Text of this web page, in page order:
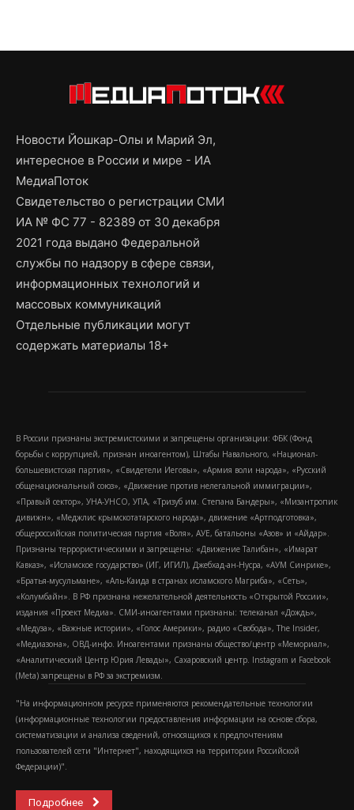
Новости Йошкар-Олы и Марий Эл,
интересное в России и мире - ИА
МедиаПоток
Свидетельство о регистрации СМИ
ИА № ФС 77 - 82389 от 30 декабря
2021 года выдано Федеральной
службы по надзору в сфере связи,
информационных технологий и
массовых коммуникаций
Отдельные публикации могут
содержать материалы 18+
В России признаны экстремистскими и запрещены организации: ФБК (Фонд
борьбы с коррупцией, признан иноагентом), Штабы Навального, «Национал-
большевистская партия», «Свидетели Иеговы», «Армия воли народа», «Русский
общенациональный союз», «Движение против нелегальной иммиграции»,
«Правый сектор», УНА-УНСО, УПА, «Тризуб им. Степана Бандеры», «Мизантропик
дивижн», «Меджлис крымскотатарского народа», движение «Артподготовка»,
общероссийская политическая партия «Воля», АУЕ, батальоны «Азов» и «Айдар».
Признаны террористическими и запрещены: «Движение Талибан», «Имарат
Кавказ», «Исламское государство» (ИГ, ИГИЛ), Джебхад-ан-Нусра, «АУМ Синрике»,
«Братья-мусульмане», «Аль-Каида в странах исламского Магриба», «Сеть»,
«Колумбайн». В РФ признана нежелательной деятельность «Открытой России»,
издания «Проект Медиа». СМИ-иноагентами признаны: телеканал «Дождь»,
«Медуза», «Важные истории», «Голос Америки», радио «Свобода», The Insider,
«Медиазона», ОВД-инфо. Иноагентами признаны общество/центр «Мемориал»,
«Аналитический Центр Юрия Левады», Сахаровский центр. Instagram и Facebook
(Metа) запрещены в РФ за экстремизм.
"На информационном ресурсе применяются рекомендательные технологии
(информационные технологии предоставления информации на основе сбора,
систематизации и анализа сведений, относящихся к предпочтениям
пользователей сети "Интернет", находящихся на территории Российской
Федерации)".
Подробнее